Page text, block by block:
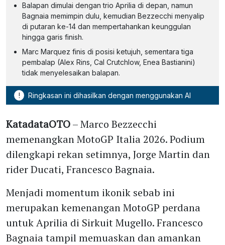
Balapan dimulai dengan trio Aprilia di depan, namun
Bagnaia memimpin dulu, kemudian Bezzecchi menyalip
di putaran ke-14 dan mempertahankan keunggulan
hingga garis finish.
Marc Marquez finis di posisi ketujuh, sementara tiga
pembalap (Alex Rins, Cal Crutchlow, Enea Bastianini)
tidak menyelesaikan balapan.
! Ringkasan ini dihasilkan dengan menggunakan AI
KatadataOTO– Marco Bezzecchi
memenangkan MotoGP Italia 2026. Podium
dilengkapi rekan setimnya, Jorge Martin dan
rider Ducati, Francesco Bagnaia.
Menjadi momentum ikonik sebab ini
merupakan kemenangan MotoGP perdana
untuk Aprilia di Sirkuit Mugello. Francesco
Bagnaia tampil memuaskan dan amankan